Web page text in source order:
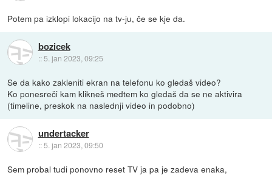
Potem pa izklopi lokacijo na tv-ju, če se kje da.
bozicek
:: 5. jan 2023, 09:25
Se da kako zakleniti ekran na telefonu ko gledaš video?
Ko ponesreči kam klikneš medtem ko gledaš da se ne aktivira
(timeline, preskok na naslednji video in podobno)
undertacker
::5. jan 2023, 09:50
Sem probal tudi ponovno reset TV ja pa je zadeva enaka,